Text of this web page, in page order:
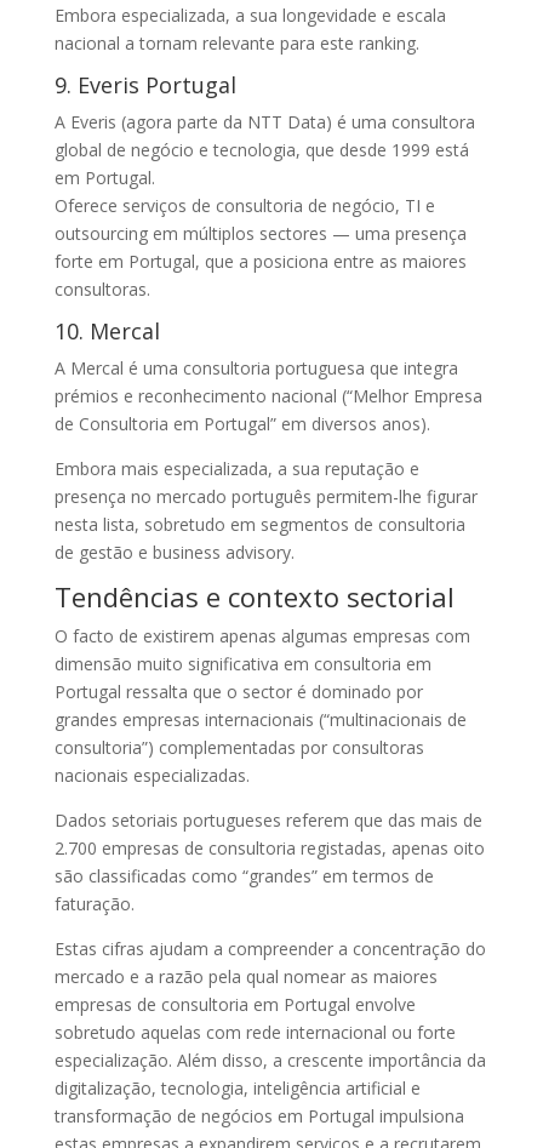
Embora especializada, a sua longevidade e escala
nacional a tornam relevante para este ranking.
9. Everis Portugal
A Everis (agora parte da NTT Data) é uma consultora
global de negócio e tecnologia, que desde 1999 está
em Portugal.
Oferece serviços de consultoria de negócio, TI e
outsourcing em múltiplos sectores — uma presença
forte em Portugal, que a posiciona entre as maiores
consultoras.
10. Mercal
A Mercal é uma consultoria portuguesa que integra
prémios e reconhecimento nacional (“Melhor Empresa
de Consultoria em Portugal” em diversos anos).
Embora mais especializada, a sua reputação e
presença no mercado português permitem-lhe figurar
nesta lista, sobretudo em segmentos de consultoria
de gestão e business advisory.
Tendências e contexto sectorial
O facto de existirem apenas algumas empresas com
dimensão muito significativa em consultoria em
Portugal ressalta que o sector é dominado por
grandes empresas internacionais (“multinacionais de
consultoria”) complementadas por consultoras
nacionais especializadas.
Dados setoriais portugueses referem que das mais de
2.700 empresas de consultoria registadas, apenas oito
são classificadas como “grandes” em termos de
faturação.
Estas cifras ajudam a compreender a concentração do
mercado e a razão pela qual nomear as maiores
empresas de consultoria em Portugal envolve
sobretudo aquelas com rede internacional ou forte
especialização. Além disso, a crescente importância da
digitalização, tecnologia, inteligência artificial e
transformação de negócios em Portugal impulsiona